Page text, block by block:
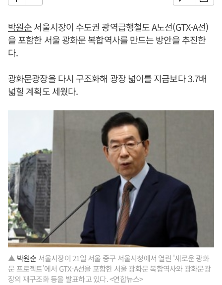
박원순서울시장이 수도권 광역급행철도 A노선(GTX-A선)
을 포함한 서울 광화문 복합역사를 만드는 방안을 추진한
다.
광화문광장을 다시 구조화해 광장 넓이를 지금보다 3.7배
넓힐 계획도 세웠다.
▲박원순 서울시장이 21일 서울 중구 서울시청에서 열린 '새로운 광화
문 프로젝트'에서 GTX-A선을 포함한 서울 광화문 복합역사와 광화문광
장의 재구조화 등을 발표하고 있다. <연합뉴스>